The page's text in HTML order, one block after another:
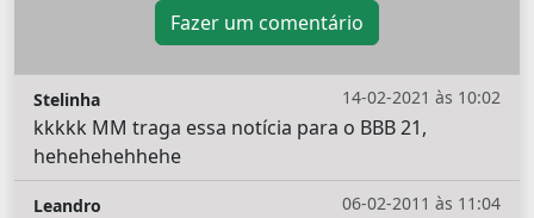
Fazer um comentário
14-02-2021 às 10:02
Stelinha
kkkkk MM traga essa notícia para o BBB 21,
hehehehehhehe
06-02-2011 às 11:04
Leandro